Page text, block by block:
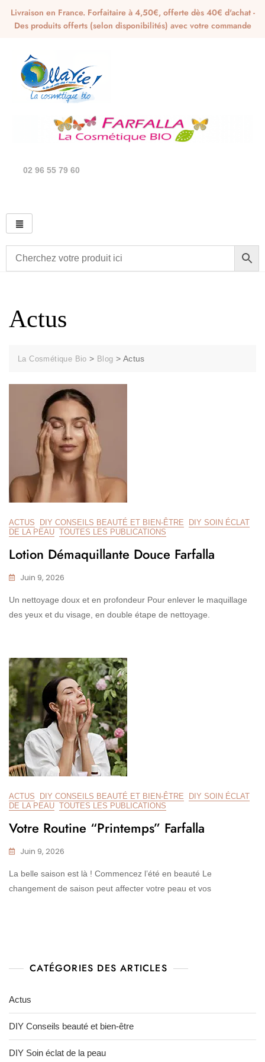
Livraison en France. Forfaitaire à 4,50€, offerte dès 40€ d'achat -
Des produits offerts (selon disponibilités) avec votre commande
02 96 55 79 60
Actus
La Cosmétique Bio > Blog > Actus
ACTUS DIY CONSEILS BEAUTÉ ET BIEN-ÊTRE
DIY SOIN ÉCLAT
DE LA PEAU TOUTES LES PUBLICATIONS
Lotion Démaquillante Douce Farfalla
Juin 9, 2026
Un nettoyage doux et en profondeur Pour enlever le maquillage
des yeux et du visage, en double étape de nettoyage.
ACTUS DIY CONSEILS BEAUTÉ ET BIEN-ÊTRE
DIY SOIN ÉCLAT
DE LA PEAU TOUTES LES PUBLICATIONS
Votre Routine “Printemps” Farfalla
Juin 9, 2026
La belle saison est là ! Commencez l’été en beauté Le
changement de saison peut affecter votre peau et vos
CATÉGORIES DES ARTICLES
Actus
DIY Conseils beauté et bien-être
DIY Soin éclat de la peau